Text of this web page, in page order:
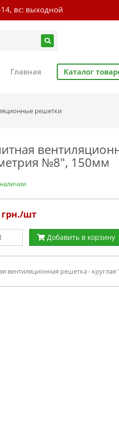
вс: выходной
Главная Каталог
решетки
№8", 150мм
грн./шт
Добавить в корзину
вентиляционная решетка -